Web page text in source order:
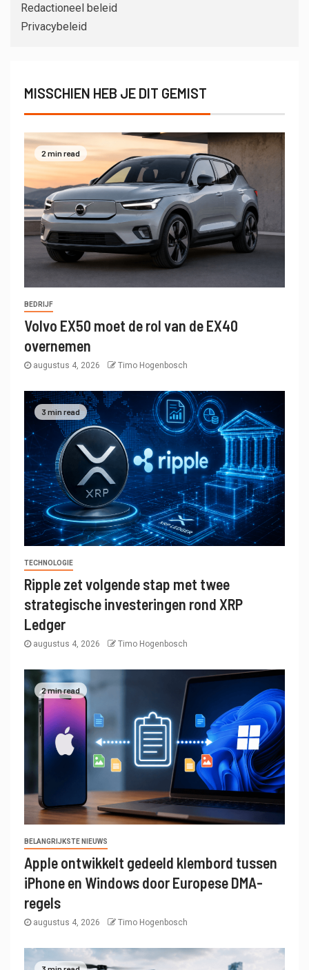
Redactioneel beleid
Privacybeleid
MISSCHIEN HEB JE DIT GEMIST
2 min read
BEDRIJF
Volvo EX50 moet de rol van de EX40
overnemen
augustus 4, 2026 Timo Hogenbosch
3 min read
TECHNOLOGIE
Ripple zet volgende stap met twee
strategische investeringen rond XRP
Ledger
augustus 4, 2026 Timo Hogenbosch
2 min read
BELANGRIJKSTE NIEUWS
Apple ontwikkelt gedeeld klembord tussen
iPhone en Windows door Europese DMA-
regels
augustus 4, 2026 Timo Hogenbosch